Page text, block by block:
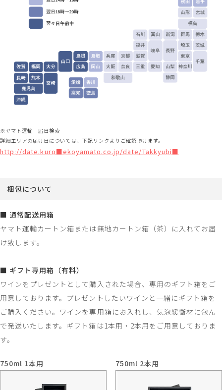
※ヤマト運輸 届日検索
詳細エリアの届け日については、下記リンクよりご確認頂けます。
http://date.kuro■ekoyamato.co.jp/date/Takkyubi■
梱包について
■ 通常配送用箱
ヤマト運輸カートン箱または無地カートン箱（茶）に入れてお届
け致します。
■ ギフト専用箱（有料）
ワインをプレゼントとして購入された場合、専用のギフト箱をご
用意しております。プレゼントしたいワインと一緒にギフト箱を
ご購入ください。ワインを専用箱にお入れし、気泡緩衝材に包ん
で発送いたします。ギフト箱は1本用・2本用をご用意しておりま
す。
750ml 1本用 750ml 2本用